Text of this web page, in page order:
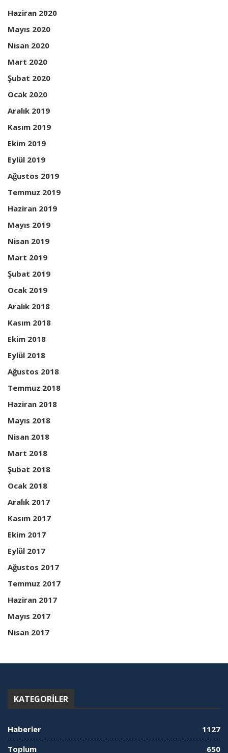
Haziran 2020
Mayıs 2020
Nisan 2020
Mart 2020
Şubat 2020
Ocak 2020
Aralık 2019
Kasım 2019
Ekim 2019
Eylül 2019
Ağustos 2019
Temmuz 2019
Haziran 2019
Mayıs 2019
Nisan 2019
Mart 2019
Şubat 2019
Ocak 2019
Aralık 2018
Kasım 2018
Ekim 2018
Eylül 2018
Ağustos 2018
Temmuz 2018
Haziran 2018
Mayıs 2018
Nisan 2018
Mart 2018
Şubat 2018
Ocak 2018
Aralık 2017
Kasım 2017
Ekim 2017
Eylül 2017
Ağustos 2017
Temmuz 2017
Haziran 2017
Mayıs 2017
Nisan 2017
KATEGORILER
Haberler
1127
Toplum
650